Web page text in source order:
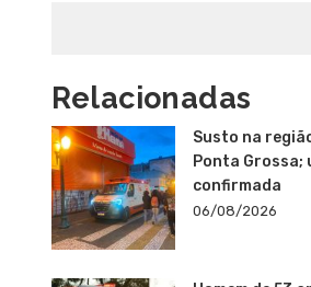
Relacionadas
Susto na
Ponta Grossa;
confirmada
06/08/2026